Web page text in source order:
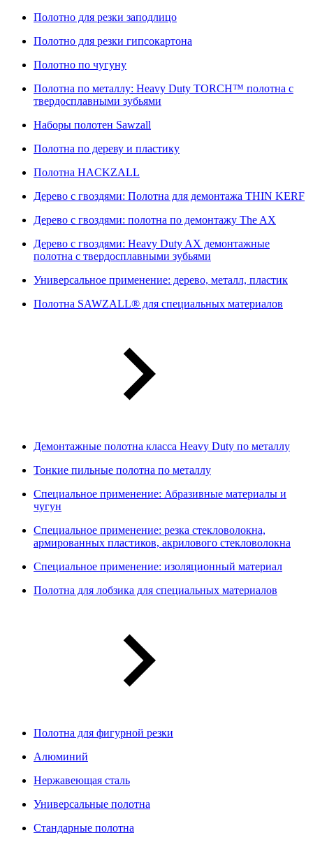
Полотно для резки заподлицо
Полотно для резки гипсокартона
Полотно по чугуну
Полотна по металлу: Heavy Duty TORCH™ полотна с
твердосплавными зубьями
Наборы полотен Sawzall
Полотна по дереву и пластику
Полотна HACKZALL
Дерево с гвоздями: Полотна для демонтажа THIN KERF
Дерево с гвоздями: полотна по демонтажу The AX
Дерево с гвоздями: Heavy Duty AX демонтажные
полотна с твердосплавными зубьями
Универсальное применение: дерево, металл, пластик
Полотна SAWZALL® для специальных материалов
Демонтажные полотна класса Heavy Duty по металлу
Тонкие пильные полотна по металлу
Специальное применение: Абразивные материалы и
чугун
Специальное применение: резка стекловолокна,
армированных пластиков, акрилового стекловолокна
Специальное применение: изоляционный материал
Полотна для лобзика для специальных материалов
Полотна для фигурной резки
Алюминий
Нержавеющая сталь
Универсальные полотна
Стандарные полотна